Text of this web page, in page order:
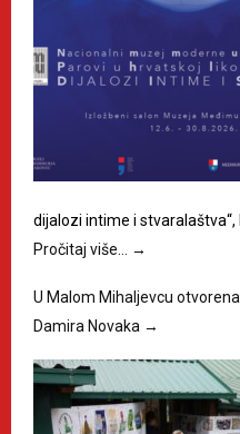
dijalozi intime i
Pročitaj više… →
U Malom Mihaljevcu
Damira Novaka →